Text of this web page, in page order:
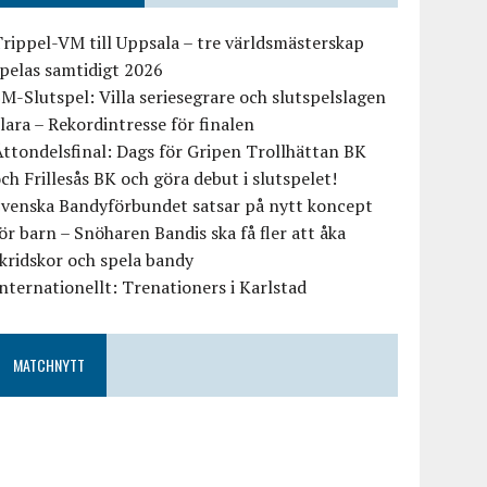
VM till Uppsala – tre världsmästerskap
samtidigt 2026
Slutspel: Villa seriesegrare och slutspelslagen
– Rekordintresse för finalen
Dags för Gripen Trollhättan BK
Frillesås BK och göra debut i slutspelet!
Bandyförbundet satsar på nytt koncept
barn – Snöharen Bandis ska få fler att åka
och spela bandy
Trenationers i Karlstad
MATCHNYTT